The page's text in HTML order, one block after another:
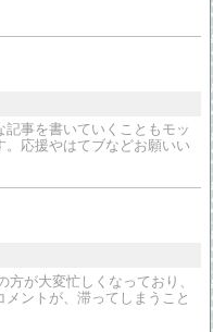
事を書いていくこともモッ
。応援やはてブなどお願いい
が大変忙しくなっており、
ントが、滞ってしまうこと